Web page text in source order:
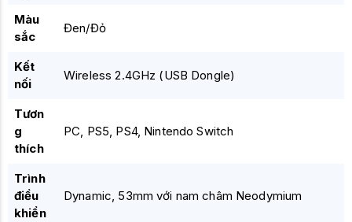
Màu
sắc
Đen/Đỏ
Kết
nối
Wireless 2.4GHz (USB Dongle)
Tươn
g
thích
PC, PS5, PS4, Nintendo Switch
Trình
điều
khiển
Dynamic, 53mm với nam châm Neodymium